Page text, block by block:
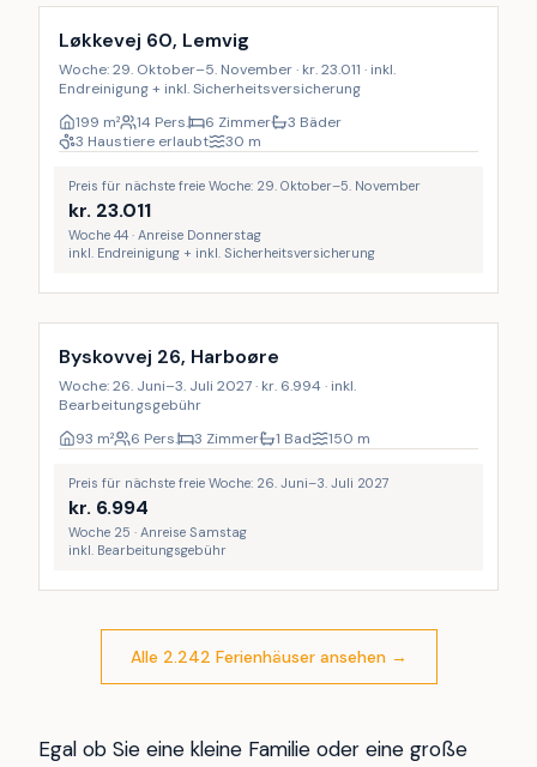
Løkkevej 60, Lemvig
Woche: 29. Oktober–5. November · kr. 23.011 · inkl.
Endreinigung + inkl. Sicherheitsversicherung
199 m² 14 Pers. 6 Zimmer
3 Bäder
3 Haustiere erlaubt
30 m
Preis für nächste freie Woche: 29. Oktober–5. November
kr. 23.011
Woche 44 · Anreise Donnerstag
inkl. Endreinigung + inkl. Sicherheitsversicherung
Byskovvej 26, Harboøre
Woche: 26. Juni–3. Juli 2027 · kr. 6.994 · inkl.
Bearbeitungsgebühr
93 m² 6 Pers. 3 Zimmer 1 Bad 150 m
Preis für nächste freie Woche: 26. Juni–3. Juli 2027
kr. 6.994
Woche 25 · Anreise Samstag
inkl. Bearbeitungsgebühr
Alle 2.242 Ferienhäuser ansehen→
Egal ob Sie eine kleine Familie oder eine große